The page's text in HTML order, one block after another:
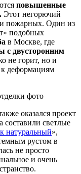
повышенные
Этот негорючий
пожарных. Один из
подобных
в Москве, где
с двусторонним
не горит, но и
деформациям
оказался проект
составили светлые
натуральный»,
рустом в
не просто
и очень